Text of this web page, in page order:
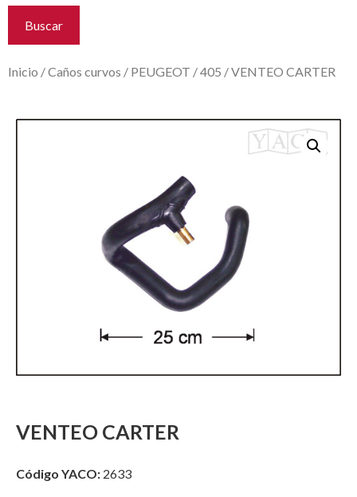
Buscar
Inicio /Caños curvos / PEUGEOT /405 / VENTEO CARTER
VENTEO CARTER
Código YACO: 2633